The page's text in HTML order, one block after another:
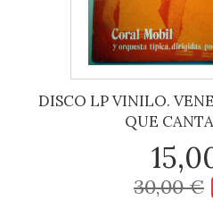
DISCO LP VINILO.
QUE
30,00 €